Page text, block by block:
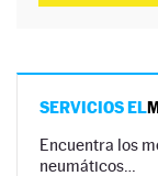
SERVICIOS EL
Encuentra los
neumáticos…